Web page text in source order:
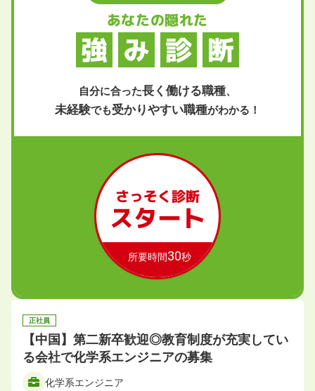
あなたの隠れた
強 み 診 断
自分に合った長く働ける職種、
未経験でも受かりやすい職種がわかる！
さっそく診断
スタート
所要時間30秒
正社員
【中国】第二新卒歓迎◎教育制度が充実してい
る会社で化学系エンジニアの募集
化学系エンジニア